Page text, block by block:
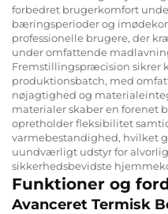
forbedret brugerkomfort
bæringsperioder og
professionelle brugere, der
under omfattende
Fremstillingspræcision sikrer
produktionsbatch, med
nøjagtighed og
materialer skaber en forenet
opretholder fleksibilitet
varmebestandighed, hvilket
uundværligt udstyr for
sikkerhedsbevidste
Funktioner og
Avanceret Termisk